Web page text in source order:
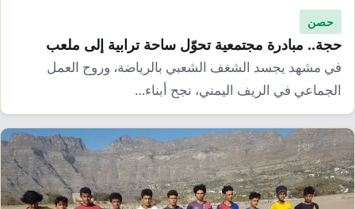
حصن
حجة.. مبادرة مجتمعية تحوّل ساحة ترابية إلى ملعب
في مشهد يجسد الشغف الشعبي بالرياضة، وروح العمل
الجماعي في الريف اليمني، نجح أبناء…